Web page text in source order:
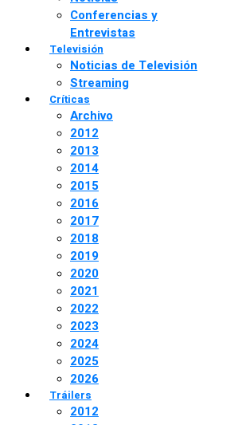
Conferencias y
Entrevistas
Televisión
Noticias de Televisión
Streaming
Críticas
Archivo
2012
2013
2014
2015
2016
2017
2018
2019
2020
2021
2022
2023
2024
2025
2026
Tráilers
2012